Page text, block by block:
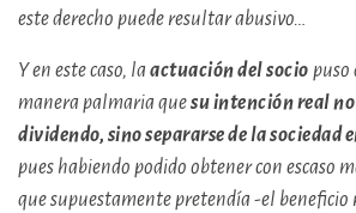
este derecho puede resultar abusivo…
Y en este caso, la actuación del socio puso
manera palmaria quesu intención real
dividendo, sino separarse de la sociedad
pues habiendo podido obtener con escaso
que supuestamente pretendía -el beneficio